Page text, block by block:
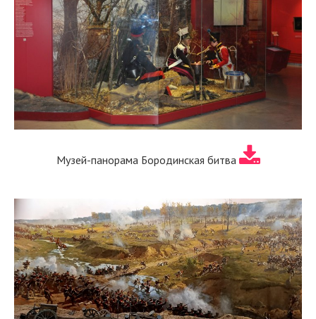
Музей-панорама Бородинская битва